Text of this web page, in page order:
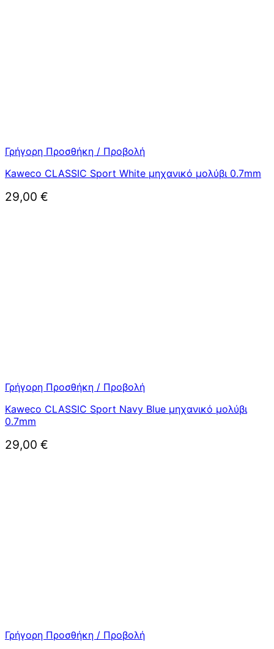
Γρήγορη Προσθήκη / Προβολή
Kaweco CLASSIC Sport White μηχανικό μολύβι 0.7mm
29,00 €
Γρήγορη Προσθήκη / Προβολή
Kaweco CLASSIC Sport Navy Blue μηχανικό μολύβι
0.7mm
29,00 €
Γρήγορη Προσθήκη / Προβολή